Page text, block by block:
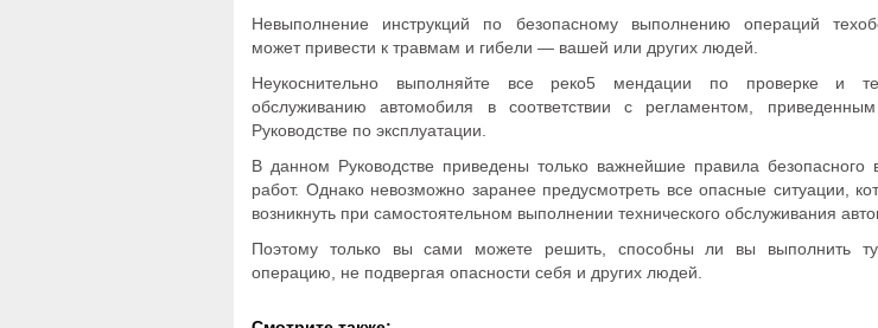
Невыполнение инструкций по безопасному выполнению операций
может привести к травмам и гибели — вашей или других людей.
Неукоснительно выполняйте все реко5 мендации по проверке и
обслуживанию автомобиля в соответствии с регламентом,
Руководстве по эксплуатации.
В данном Руководстве приведены только важнейшие правила безопасного
работ. Однако невозможно заранее предусмотреть все опасные ситуации,
возникнуть при самостоятельном выполнении технического обслуживания
Поэтому только вы сами можете решить, способны ли вы выполнить
операцию, не подвергая опасности себя и других людей.